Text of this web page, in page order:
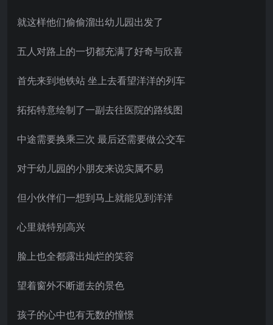
就这样他们偷偷溜出幼儿园出发了
五人对路上的一切都充满了好奇与欣喜
首先来到地铁站 坐上去看望洋洋的列车
拓拓特意绘制了一副去往医院的路线图
中途需要换乘三次 最后还需要做公交车
对于幼儿园的小朋友来说实属不易
但小伙伴们一想到马上就能见到洋洋
心里就特别高兴
脸上也全都露出灿烂的笑容
望着窗外不断逝去的景色
孩子的心中也有无数的憧憬